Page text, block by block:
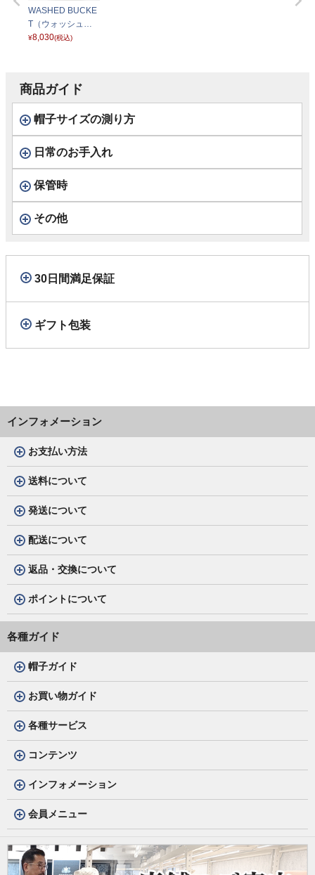
WASHED BUCKE
T（ウォッシュド
バケット） ホワイ
¥8,030(税込)
商品ガイド
帽子サイズの測り方
日常のお手入れ
保管時
その他
30日間満足保証
ギフト包装
インフォメーション
お支払い方法
送料について
発送について
配送について
返品・交換について
ポイントについて
各種ガイド
帽子ガイド
お買い物ガイド
各種サービス
コンテンツ
インフォメーション
会員メニュー